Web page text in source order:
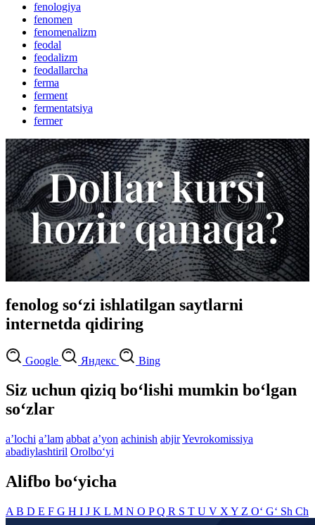
fenologiya
fenomen
fenomenalizm
feodal
feodalizm
feodallarcha
ferma
ferment
fermentatsiya
fermer
fenolog so‘zi ishlatilgan saytlarni
internetda qidiring
Google Яндекс Bing
Siz uchun qiziq bo‘lishi mumkin bo‘lgan
so‘zlar
aʼlochi aʼlam abbat aʼyon achinish abjirYevrokomissiya
abadiylashtiril Orolbo‘yi
Alifbo bo‘yicha
A B D E F G H I J K L M N O PQ R S T U V X Y Z O‘ G‘ Sh Ch